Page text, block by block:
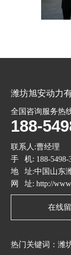
潍坊旭安动力
全国咨询服务热
188-
联系人:曹经理
手 机: 188-5498-
地 址:中国山东
网 址: http://
在线
热门关键词：潍